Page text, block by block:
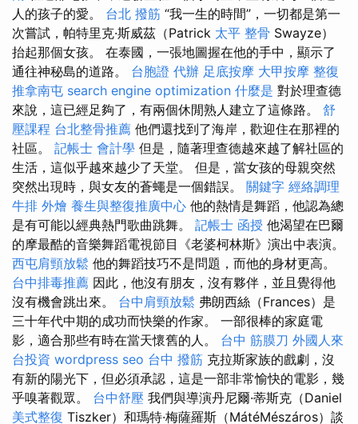
人的孩子的愛。 台北 撥筋 “我一生的時間”，一切都是第一
次嘗試，帕特里克·斯威茲（Patrick 太平 整骨 Swayze）
抬起那個女孩。 在泰國，一張地圖握在他的手中，顯示了
通往神秘島的道路。 台胞證 代辦 足底按摩 大甲按摩 整復
推拿南屯 search engine optimization 什麼是 對於理查德
來說，這已經足夠了，有兩個休閒熟人建立了這條路。 舒
壓課程 台北整骨推薦 他們還找到了海岸，歡迎住在那裡的
社區。 記帳士 會計學 但是，隨著理查德越來越了解社區的
生活，這似乎越來越少了天堂。 但是，當女孩的母親突然
突然出現時，與女友的蒼蠅是一個錯誤。 關鍵字 經絡調理
牛排 外燴 養生與整復推廣中心 他的熱情是舞蹈，他認為總
是有可能以經典熱門歌曲跳舞。 記帳士 函授 他渴望在巴爾
的摩最酷的音樂舞蹈電視節目《老婆柯林斯》演出中表演。
西屯肩頸放鬆 他的舞蹈技巧不是問題，而他的身材更高。
台中排毒推薦 因此，他沒有朋友，沒有夥伴，並且覺得他
沒有機會跳出來。 台中肩頸放鬆 弗朗西絲（Frances）是
三十年代中期的成功而快樂的作家。 一部很棒的家庭電
影，適合那些有時在當天懷舊的人。 台中 筋膜刀 外國人來
台投資 wordpress seo 台中 撥筋 克拉斯家族的戲劇，沒
有新的陽光下，但必須承認，這是一部非常愉快的電影，幾
乎嗅著觀眾。 台中舒壓 我們與導演丹尼爾·蒂斯克（Daniel
美式整復 Tiszker）和瑪特·梅薩羅斯（MátéMészáros）談